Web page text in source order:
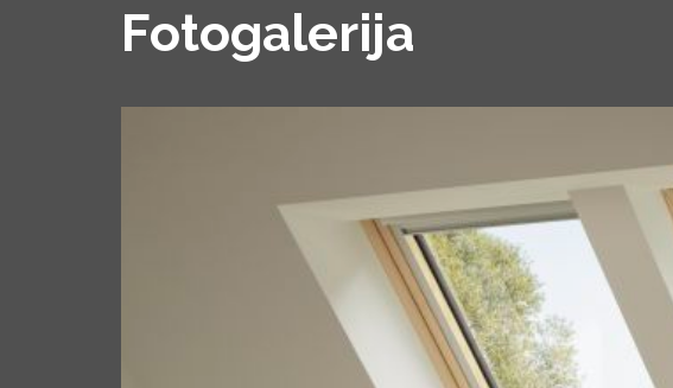
Fotogalerija